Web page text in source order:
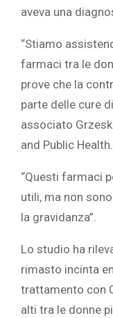
aveva una
“Stiamo
farmaci tra le
prove che la
parte delle cure
associato
and Public Health.
“Questi farmaci
utili, ma non
la gravidanza”.
Lo studio ha
rimasto incinta
trattamento con
alti tra le donne